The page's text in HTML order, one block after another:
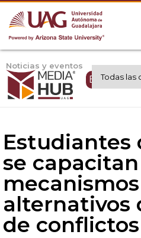
Noticias y eventos
Expertos
Estudiantes
se
mecanismos
alternativos
de conflictos